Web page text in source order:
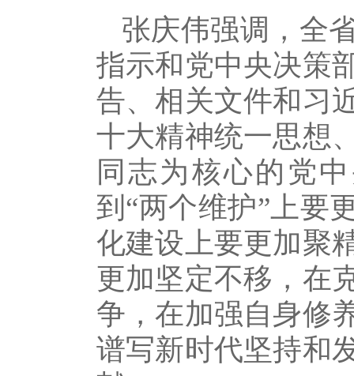
张庆伟强调，全
指示和党中央决策
告、相关文件和习
十大精神统一思想
同志为核心的党
到“两个维护”上要
化建设上要更加聚
更加坚定不移，在
争，在加强自身修
谱写新时代坚持和